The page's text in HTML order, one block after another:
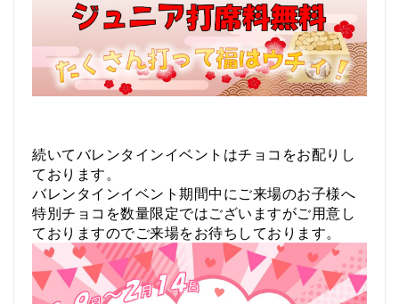
続いてバレンタインイベントはチョコをお配りし
ております。
バレンタインイベント期間中にご来場のお子様へ
特別チョコを数量限定ではございますがご用意し
ておりますのでご来場をお待ちしております。